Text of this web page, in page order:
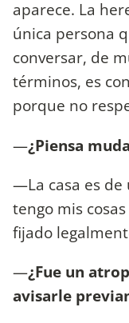
aparece. La
única persona
conversar, de
términos, es
porque no
—¿Piensa
—La casa es de
tengo mis
fijado
—¿Fue un
avisarle